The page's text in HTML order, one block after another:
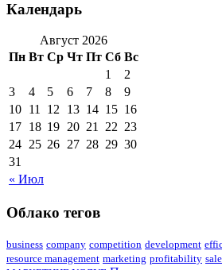
Календарь
Август 2026
Пн Вт Ср Чт Пт Сб Вс
« Июл
1
2
3
4 5 6 7 8
9
10 11 12 13 14 15 16
17 18 19 20 21 22 23
24 25 26 27 28 29 30
31
Облако тегов
business company competition development
resource management marketing profitability